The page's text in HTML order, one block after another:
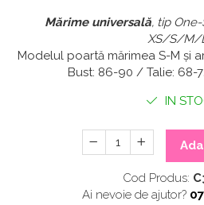
Mărime universală, tip
XS/S/M/
Modelul poartă mărimea S-M și
Bust: 86-90 / Talie: 68-
IN
Cod Produs:
Ai nevoie de ajutor?